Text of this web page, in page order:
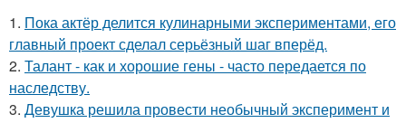
1. Пока актёр делится кулинарными экспериментами, его
главный проект сделал серьёзный шаг вперёд.
2. Талант - как и хорошие гены - часто передается по
наследству.
3. Девушка решила провести необычный эксперимент и